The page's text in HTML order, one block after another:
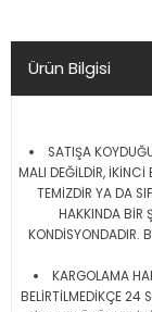
Ürün Bilgisi
SATIŞA
MALI DEĞİLDİR, İKİNCİ
TEMİZDİR YA DA
HAKKINDA BİR
KONDİSYONDADIR.
KARGOLAMA
BELİRTİLMEDİKÇE 24